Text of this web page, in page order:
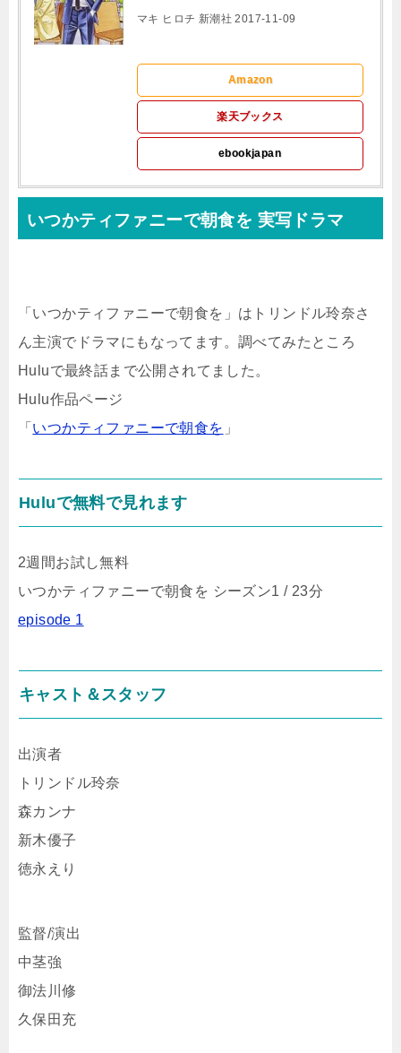
マキ ヒロチ 新潮社 2017-11-09
Amazon
楽天ブックス
ebookjapan
いつかティファニーで朝食を 実写ドラマ
「いつかティファニーで朝食を」はトリンドル玲奈さ
ん主演でドラマにもなってます。調べてみたところ
Huluで最終話まで公開されてました。
Hulu作品ページ
「 いつかティファニーで朝食を 」
Huluで無料で見れます
2週間お試し無料
いつかティファニーで朝食を シーズン1 / 23分
episode 1
キャスト＆スタッフ
出演者
トリンドル玲奈
森カンナ
新木優子
徳永えり
監督/演出
中茎強
御法川修
久保田充